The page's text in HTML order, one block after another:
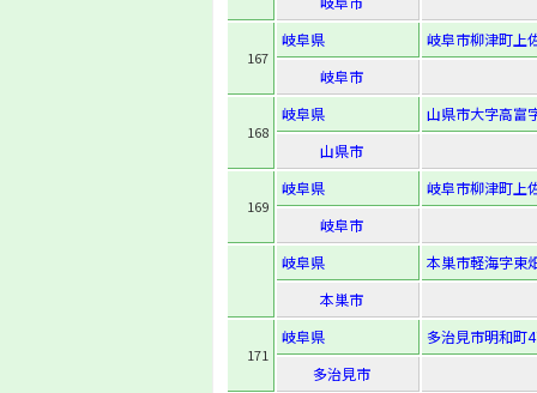
167
岐阜県
岐阜市柳津町上
岐阜市
168
岐阜県
山県市大字高富
山県市
169
岐阜県
岐阜市柳津町上
岐阜市
岐阜県
本巣市軽海字東
本巣市
171
岐阜県
多治見市明和町
多治見市